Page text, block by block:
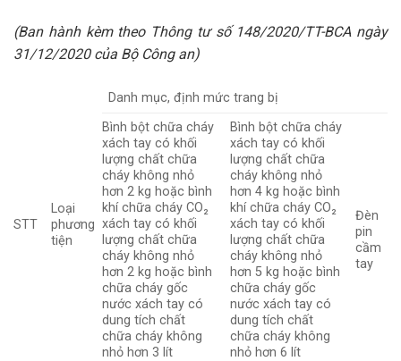
(Ban hành kèm theo Thông tư số 148/2020/TT-BCA ngày
31/12/2020 của Bộ Công an)
STT
Loại
phương
tiện
Danh mục, định mức trang bị
Bình bột chữa cháy
xách tay có khối
lượng chất chữa
cháy không nhỏ
hơn 2 kg hoặc bình
khí chữa cháy CO₂
xách tay có khối
lượng chất chữa
cháy không nhỏ
hơn 2 kg hoặc bình
chữa cháy gốc
nước xách tay có
dung tích chất
chữa cháy không
nhỏ hơn 3 lít
Bình bột chữa cháy
xách tay có khối
lượng chất chữa
cháy không nhỏ
hơn 4 kg hoặc bình
khí chữa cháy CO₂
xách tay có khối
lượng chất chữa
cháy không nhỏ
hơn 5 kg hoặc bình
chữa cháy gốc
nước xách tay có
dung tích chất
chữa cháy không
nhỏ hơn 6 lít
Đèn
pin
cầm
tay